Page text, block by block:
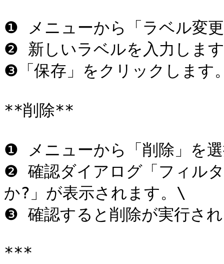
❶ メニューから「ラベル変
❷ 新しいラベルを入力しま
❸「保存」をクリックします
**削除**
❶ メニューから「削除」を
❷ 確認ダイアログ「フィル
か?」が表示されます。\
❸ 確認すると削除が実行さ
***